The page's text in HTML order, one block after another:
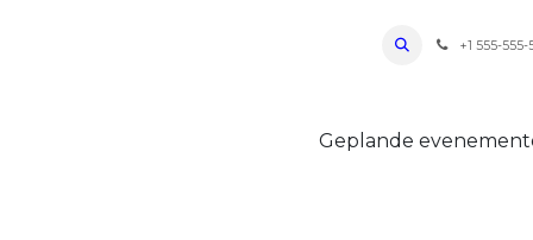
Bevoorradingen FAQ+1 555-555-
Geplande